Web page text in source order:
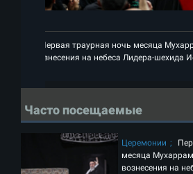
Первая траурная ночь месяца
вознесения на небеса Лидера-шехида
Часто посещаемые
Церемонии
месяца
вознесения на